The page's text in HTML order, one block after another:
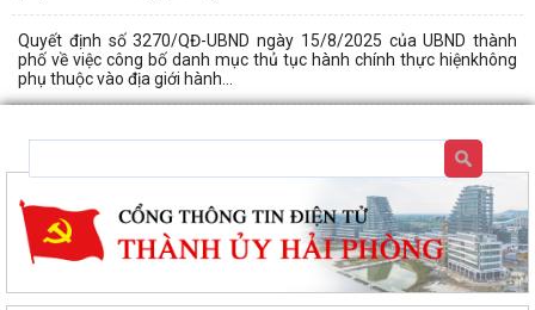
Quyết định số 3270/QĐ-UBND ngày 15/8/2025 của UBND thành
phố về việc công bố danh mục thủ tục hành chính thực hiệnkhông
phụ thuộc vào địa giới hành...